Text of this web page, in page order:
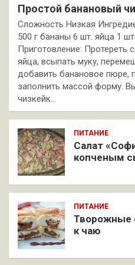
Простой банановый
Сложность Низкая
500 г бананы 6 шт. яйца 1
Приготовление: Протереть
яйца, всыпать муку,
добавить банановое пюре,
заполнить массой форму.
чизкейк…
ПИТАНИЕ
Салат
копченым
ПИТАНИЕ
Творожные
к чаю